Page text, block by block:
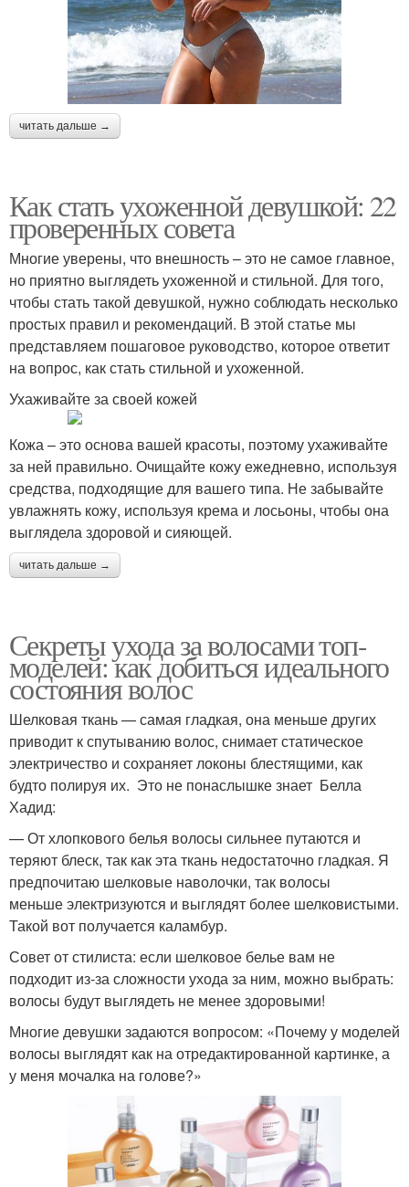
читать дальше →
Как стать ухоженной девушкой: 22
проверенных совета
Многие уверены, что внешность – это не самое главное,
но приятно выглядеть ухоженной и стильной. Для того,
чтобы стать такой девушкой, нужно соблюдать несколько
простых правил и рекомендаций. В этой статье мы
представляем пошаговое руководство, которое ответит
на вопрос, как стать стильной и ухоженной.
Ухаживайте за своей кожей
Кожа – это основа вашей красоты, поэтому ухаживайте
за ней правильно. Очищайте кожу ежедневно, используя
средства, подходящие для вашего типа. Не забывайте
увлажнять кожу, используя крема и лосьоны, чтобы она
выглядела здоровой и сияющей.
читать дальше →
Секреты ухода за волосами топ-
моделей: как добиться идеального
состояния волос
Шелковая ткань — самая гладкая, она меньше других
приводит к спутыванию волос, снимает статическое
электричество и сохраняет локоны блестящими, как
будто полируя их. Это не понаслышке знает Белла
Хадид:
— От хлопкового белья волосы сильнее путаются и
теряют блеск, так как эта ткань недостаточно гладкая. Я
предпочитаю шелковые наволочки, так волосы
меньше электризуются и выглядят более шелковистыми.
Такой вот получается каламбур.
Совет от стилиста: если шелковое белье вам не
подходит из-за сложности ухода за ним, можно выбрать:
волосы будут выглядеть не менее здоровыми!
Многие девушки задаются вопросом: «Почему у моделей
волосы выглядят как на отредактированной картинке, а
у меня мочалка на голове?»